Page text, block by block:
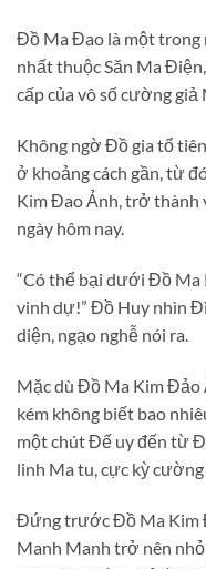
Đồ Ma Đao là một trong
nhất thuộc Săn Ma
cấp của vô số cường giả
Không ngờ Đồ gia tổ
ở khoảng cách gần, từ
Kim Đao Ảnh, trở thành
ngày hôm nay.
“Có thể bại dưới Đồ Ma
vinh dự!” Đồ Huy nhìn
diện, ngạo nghễ nói ra.
Mặc dù Đồ Ma Kim
kém không biết bao
một chút Đế uy đến từ
linh Ma tu, cực kỳ cường
Đứng trước Đồ Ma Kim
Manh Manh trở nên